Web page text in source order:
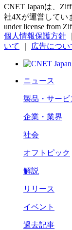
CNET Japanは、
社4Xが運営してい
under license from
個人情報保護方針
いて
広告につい
ニュース
製品・サービ
企業・業界
社会
オフトピック
解説
リリース
イベント
過去記事